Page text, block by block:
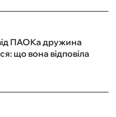
ПАОКа дружина
що вона відповіла